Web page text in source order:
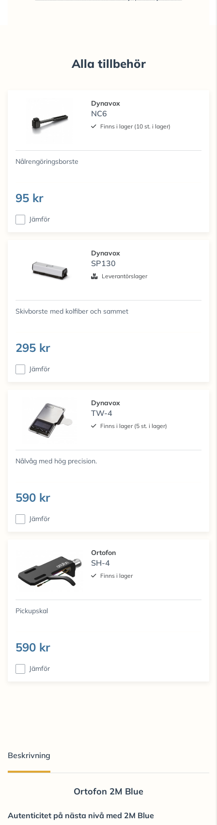
Alla tillbehör
Dynavox
NC6
Finns i lager (10 st. i lager)
Nålrengöringsborste
95 kr
Jämför
Dynavox
SP130
Leverantörslager
Skivborste med kolfiber och sammet
295 kr
Jämför
Dynavox
TW-4
Finns i lager (5 st. i lager)
Nålvåg med hög precision.
590 kr
Jämför
Ortofon
SH-4
Finns i lager
Pickupskal
590 kr
Jämför
Beskrivning
Ortofon 2M Blue
Autenticitet på nästa nivå med 2M Blue